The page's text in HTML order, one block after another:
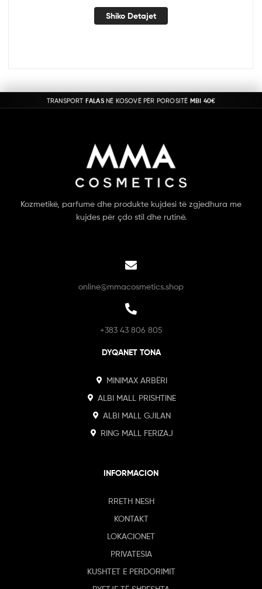
Shiko Detajet
Kozmetikë, parfume dhe produkte kujdesi të zgjedhura me
kujdes për çdo stil dhe rutinë.
online@mmacosmetics.shop
+383 43 806 805
DYQANET TONA
MINIMAX ARBËRI
ALBI MALL PRISHTINE
ALBI MALL GJILAN
RING MALL FERIZAJ
INFORMACION
RRETH NESH
KONTAKT
LOKACIONET
PRIVATESIA
KUSHTET E PERDORIMIT
TRANSPORT FALASNË KOSOVË PËR POROSITË MBI 40€